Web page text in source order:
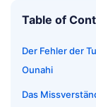
Table of
Der Fehler der
Ounahi
Das